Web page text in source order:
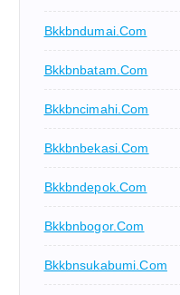
Bkkbndumai.com
Bkkbnbatam.com
Bkkbncimahi.com
Bkkbnbekasi.com
Bkkbndepok.com
Bkkbnbogor.com
Bkkbnsukabumi.com